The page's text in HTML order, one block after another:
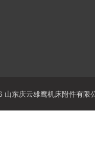
山东庆云雄鹰机床附件有